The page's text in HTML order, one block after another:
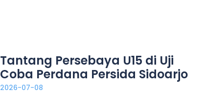
Tantang Persebaya U15 di Uji
Coba Perdana Persida Sidoarjo
2026-07-08